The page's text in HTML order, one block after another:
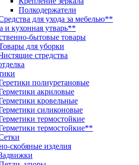
Полкодержатели
для ухода за мебелью**
и кухонная утварь**
бытовые товары
для уборки
стредства
полиуретановые
акриловые
кровельные
силиконовые
термостойкие
термостойкие**
скобяные изделия